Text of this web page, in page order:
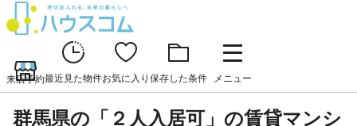
来店予約最近見た物件お気に入り 保存した条件 メニュー
群馬県の「２人入居可」の賃貸マンシ